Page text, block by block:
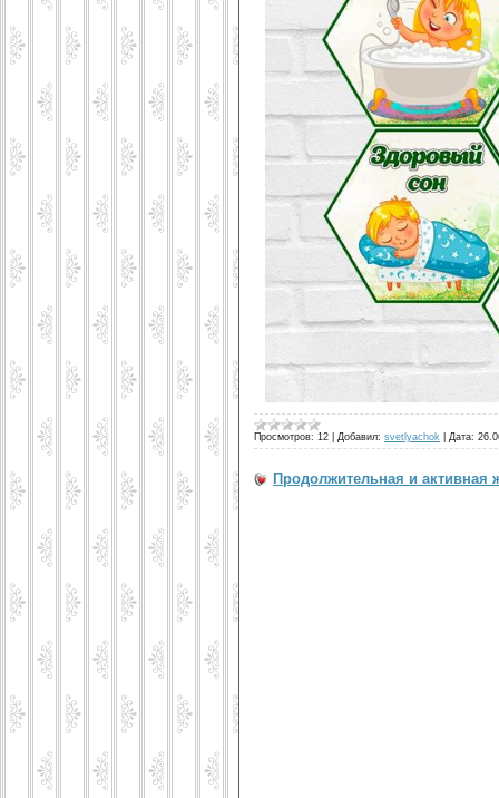
Просмотров: 12 Добавил: svetlyachok Дата:
Продолжительная и активная